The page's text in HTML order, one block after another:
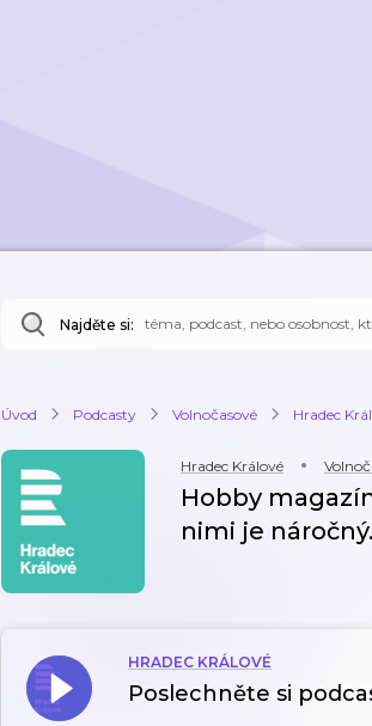
Najděte si:
Úvod Podcasty Volnočasové Hradec
Hradec Králové
Hobby
nimi je
HRADEC KRÁLOVÉ
Poslechněte si